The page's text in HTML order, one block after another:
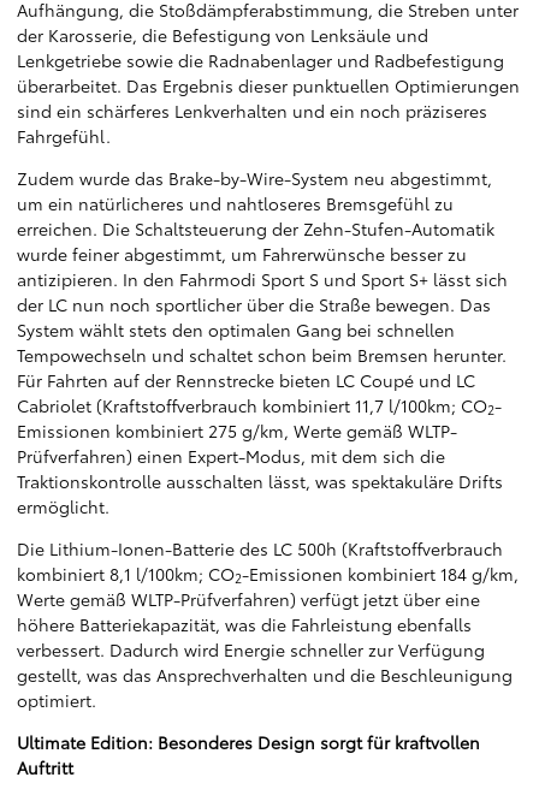
Aufhängung, die Stoßdämpferabstimmung, die Streben unter
der Karosserie, die Befestigung von Lenksäule und
Lenkgetriebe sowie die Radnabenlager und Radbefestigung
überarbeitet. Das Ergebnis dieser punktuellen Optimierungen
sind ein schärferes Lenkverhalten und ein noch präziseres
Fahrgefühl.
Zudem wurde das Brake-by-Wire-System neu abgestimmt,
um ein natürlicheres und nahtloseres Bremsgefühl zu
erreichen. Die Schaltsteuerung der Zehn-Stufen-Automatik
wurde feiner abgestimmt, um Fahrerwünsche besser zu
antizipieren. In den Fahrmodi Sport S und Sport S+ lässt sich
der LC nun noch sportlicher über die Straße bewegen. Das
System wählt stets den optimalen Gang bei schnellen
Tempowechseln und schaltet schon beim Bremsen herunter.
Für Fahrten auf der Rennstrecke bieten LC Coupé und LC
Cabriolet (Kraftstoffverbrauch kombiniert 11,7 l/100km; CO2-
Emissionen kombiniert 275 g/km, Werte gemäß WLTP-
Prüfverfahren) einen Expert-Modus, mit dem sich die
Traktionskontrolle ausschalten lässt, was spektakuläre Drifts
ermöglicht.
Die Lithium-Ionen-Batterie des LC 500h (Kraftstoffverbrauch
kombiniert 8,1 l/100km; CO2-Emissionen kombiniert 184 g/km,
Werte gemäß WLTP-Prüfverfahren) verfügt jetzt über eine
höhere Batteriekapazität, was die Fahrleistung ebenfalls
verbessert. Dadurch wird Energie schneller zur Verfügung
gestellt, was das Ansprechverhalten und die Beschleunigung
optimiert.
Ultimate Edition: Besonderes Design sorgt für kraftvollen
Auftritt